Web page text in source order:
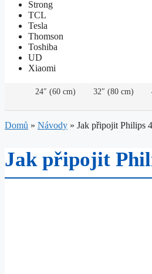
Strong
TCL
Tesla
Thomson
Toshiba
UD
Xiaomi
24″ (60 cm) 32″ (80 cm)
Domů » Návody » Jak připojit Philips
Jak připojit